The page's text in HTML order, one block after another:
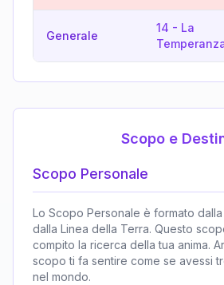
Generale
14 - La
Scopo e
Scopo Personale
Lo Scopo Personale è formato
dalla Linea della Terra. Questo
compito la ricerca della tua anima.
scopo ti fa sentire come se avessi
nel mondo.